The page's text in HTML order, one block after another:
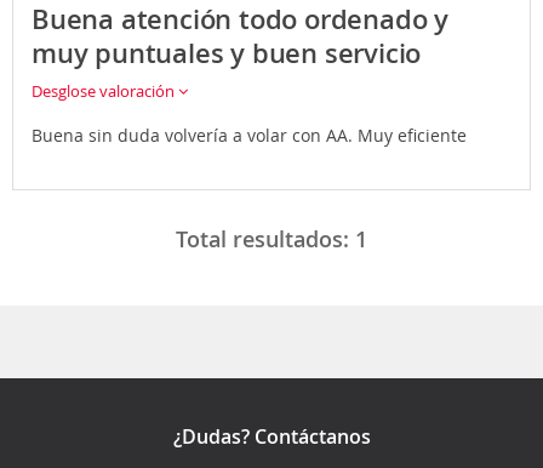
Buena atención todo ordenado y
muy puntuales y buen servicio
Desglose valoración
Buena sin duda volvería a volar con AA. Muy eficiente
Total resultados: 1
¿Dudas? Contáctanos